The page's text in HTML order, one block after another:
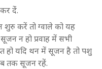
देंं.
शुरु करें तो ग्वाले को यह
न हो प्रवाह में सभी
हो यदि थन में सूजन है तो पशु
तक सूजन रहें.